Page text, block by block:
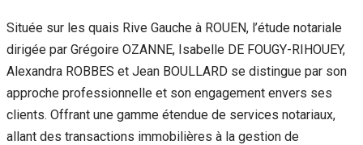
Située sur les quais Rive Gauche à ROUEN, l’étude notariale
dirigée par Grégoire OZANNE, Isabelle DE FOUGY-RIHOUEY,
Alexandra ROBBES et Jean BOULLARD se distingue par son
approche professionnelle et son engagement envers ses
clients. Offrant une gamme étendue de services notariaux,
allant des transactions immobilières à la gestion de